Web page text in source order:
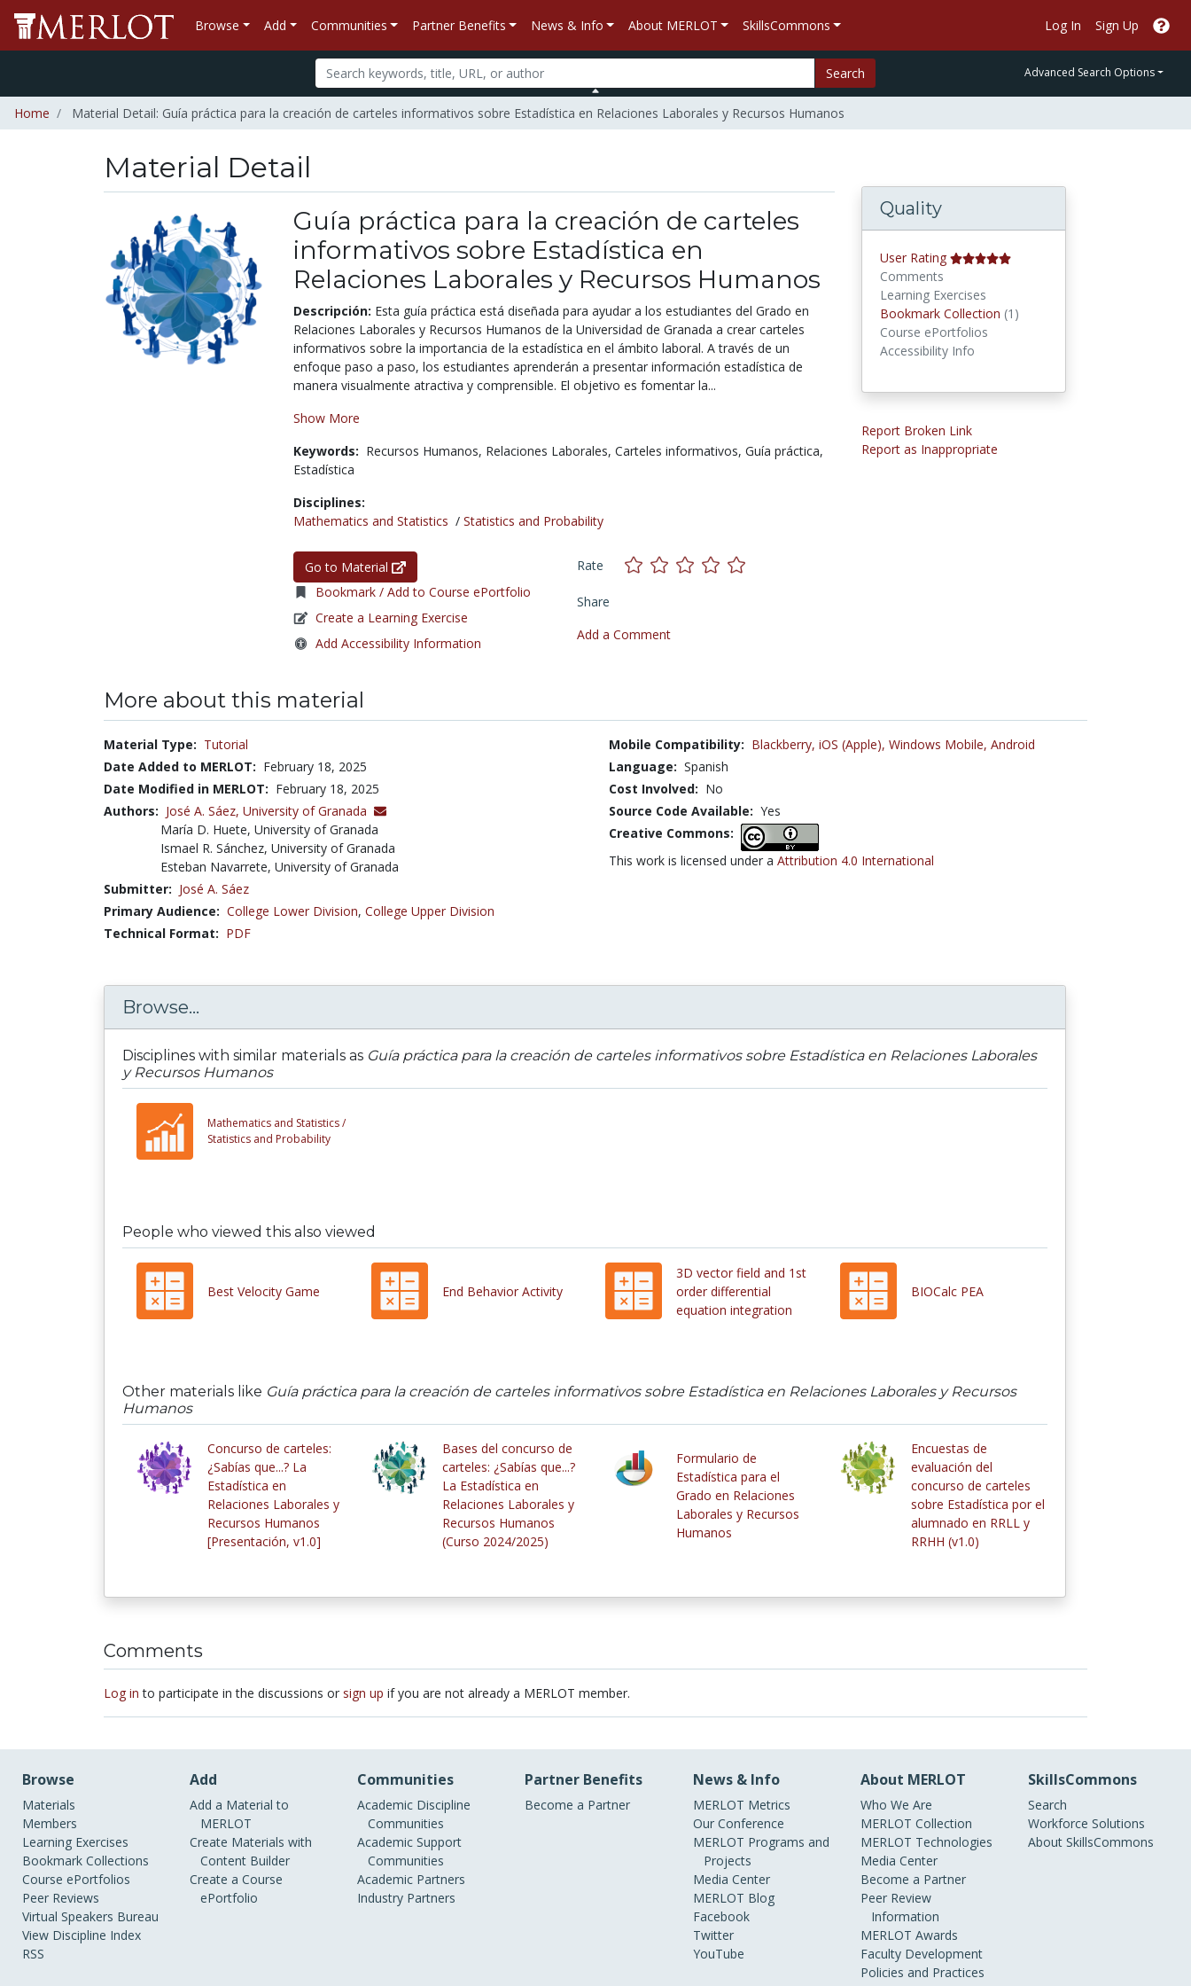
Browse Add Communities Partner Benefits News & Info About MERLOT SkillsCommons Log In Sign Up
Search Advanced Search Options
Home Material Detail: Guía práctica para la creación de carteles informativos sobre Estadística en Relaciones Laborales y Recursos Humanos
Material Detail
Guía práctica para la creación de carteles
informativos sobre Estadística en
Relaciones Laborales y Recursos Humanos
Descripción: Esta guía práctica está diseñada para ayudar a los estudiantes del Grado en
Relaciones Laborales y Recursos Humanos de la Universidad de Granada a crear carteles
informativos sobre la importancia de la estadística en el ámbito laboral. A través de un
enfoque paso a paso, los estudiantes aprenderán a presentar información estadística de
manera visualmente atractiva y comprensible. El objetivo es fomentar la...
Show More
Keywords: Recursos Humanos, Relaciones Laborales, Carteles informativos, Guía práctica,
Estadística
Disciplines:
Mathematics and Statistics / Statistics and Probability
Go to Material
Bookmark / Add to Course ePortfolio
Create a Learning Exercise
Add Accessibility Information
Rate
Share
Add a Comment
Quality
User Rating
Comments
Learning Exercises
Bookmark Collection (1)
Course ePortfolios
Accessibility Info
Report Broken Link
Report as Inappropriate
More about this material
Material Type: Tutorial
Date Added to MERLOT: February 18, 2025
Date Modified in MERLOT: February 18, 2025
Authors: José A. Sáez, University of Granada
María D. Huete, University of Granada
Ismael R. Sánchez, University of Granada
Esteban Navarrete, University of Granada
Submitter: José A. Sáez
Primary Audience: College Lower Division, College Upper Division
Technical Format: PDF
Mobile Compatibility: Blackberry, iOS (Apple), Windows Mobile, Android
Language: Spanish
Cost Involved: No
Source Code Available: Yes
Creative Commons:
This work is licensed under a Attribution 4.0 International
Browse...
Disciplines with similar materials as Guía práctica para la creación de carteles informativos sobre Estadística en Relaciones Laborales
y Recursos Humanos
Mathematics and Statistics /
Statistics and Probability
People who viewed this also viewed
Best Velocity Game End Behavior Activity
3D vector field and 1st
order differential
equation integration
BIOCalc PEA
Other materials like Guía práctica para la creación de carteles informativos sobre Estadística en Relaciones Laborales y Recursos
Humanos
Concurso de carteles:
¿Sabías que...? La
Estadística en
Relaciones Laborales y
Recursos Humanos
[Presentación, v1.0]
Bases del concurso de
carteles: ¿Sabías que...?
La Estadística en
Relaciones Laborales y
Recursos Humanos
(Curso 2024/2025)
Formulario de
Estadística para el
Grado en Relaciones
Laborales y Recursos
Humanos
Encuestas de
evaluación del
concurso de carteles
sobre Estadística por el
alumnado en RRLL y
RRHH (v1.0)
Comments
Log in to participate in the discussions or sign up if you are not already a MERLOT member.
Browse
Materials
Members
Learning Exercises
Bookmark Collections
Course ePortfolios
Peer Reviews
Virtual Speakers Bureau
View Discipline Index
RSS
Add
Add a Material to
MERLOT
Create Materials with
Content Builder
Create a Course
ePortfolio
Communities
Academic Discipline
Communities
Academic Support
Communities
Academic Partners
Industry Partners
Partner Benefits
Become a Partner
News & Info
MERLOT Metrics
Our Conference
MERLOT Programs and
Projects
Media Center
MERLOT Blog
Facebook
Twitter
YouTube
About MERLOT
Who We Are
MERLOT Collection
MERLOT Technologies
Media Center
Become a Partner
Peer Review
Information
MERLOT Awards
Faculty Development
Policies and Practices
SkillsCommons
Search
Workforce Solutions
About SkillsCommons